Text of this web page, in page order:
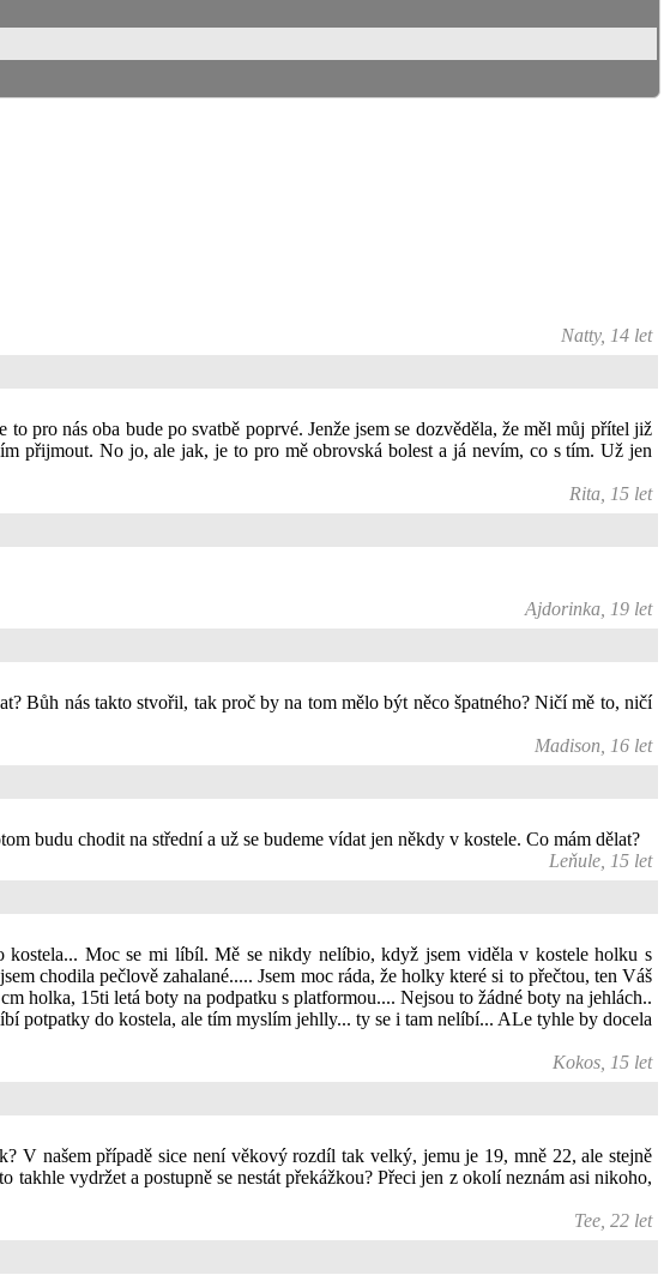
Natty, 14 let
pro nás oba bude po svatbě poprvé. Jenže jsem se dozvěděla, že měl můj přítel již
přijmout. No jo, ale jak, je to pro mě obrovská bolest a já nevím, co s tím. Už jen
Rita, 15 let
Ajdorinka, 19 let
Bůh nás takto stvořil, tak proč by na tom mělo být něco špatného? Ničí mě to, ničí
Madison, 16 let
budu chodit na střední a už se budeme vídat jen někdy v kostele. Co mám dělat?
Leňule, 15 let
Moc se mi líbíl. Mě se nikdy nelíbio, když jsem viděla v kostele holku s
chodila pečlově zahalané..... Jsem moc ráda, že holky které si to přečtou, ten Váš
holka, 15ti letá boty na podpatku s platformou.... Nejsou to žádné boty na jehlách..
potpatky do kostela, ale tím myslím jehlly... ty se i tam nelíbí... ALe tyhle by docela
Kokos, 15 let
V našem případě sice není věkový rozdíl tak velký, jemu je 19, mně 22, ale stejně
vydržet a postupně se nestát překážkou? Přeci jen z okolí neznám asi nikoho,
Tee, 22 let